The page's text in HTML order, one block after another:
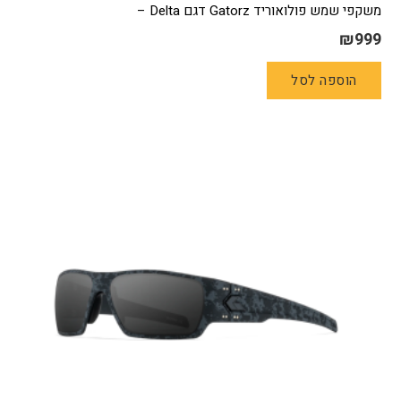
משקפי שמש פולואוריד Gatorz דגם Delta –
₪999
הוספה לסל